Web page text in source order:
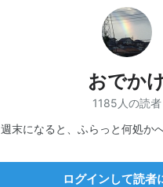
おでか
1185人の読者
週末になると、ふらっと何処か
ログインして読者